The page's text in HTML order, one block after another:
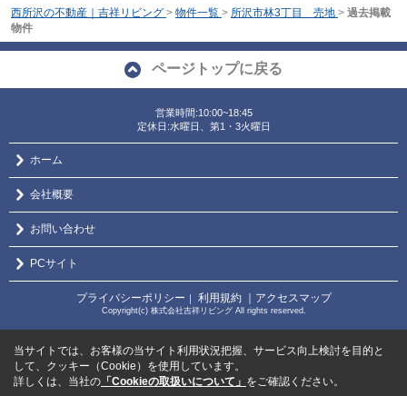
西所沢の不動産｜吉祥リビング > 物件一覧 > 所沢市林3丁目 売地 > 過去掲載
物件
ページトップに戻る
営業時間:10:00~18:45
定休日:水曜日、第1・3火曜日
ホーム
会社概要
お問い合わせ
PCサイト
プライバシーポリシー ｜ 利用規約 ｜アクセスマップ
Copyright(c) 株式会社吉祥リビング All rights reserved.
当サイトでは、お客様の当サイト利用状況把握、サービス向上検討を目的と
して、クッキー（Cookie）を使用しています。
詳しくは、当社の 「Cookieの取扱いについて」 をご確認ください。